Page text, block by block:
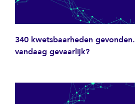
340 kwetsbaarheden
vandaag gevaarlijk?